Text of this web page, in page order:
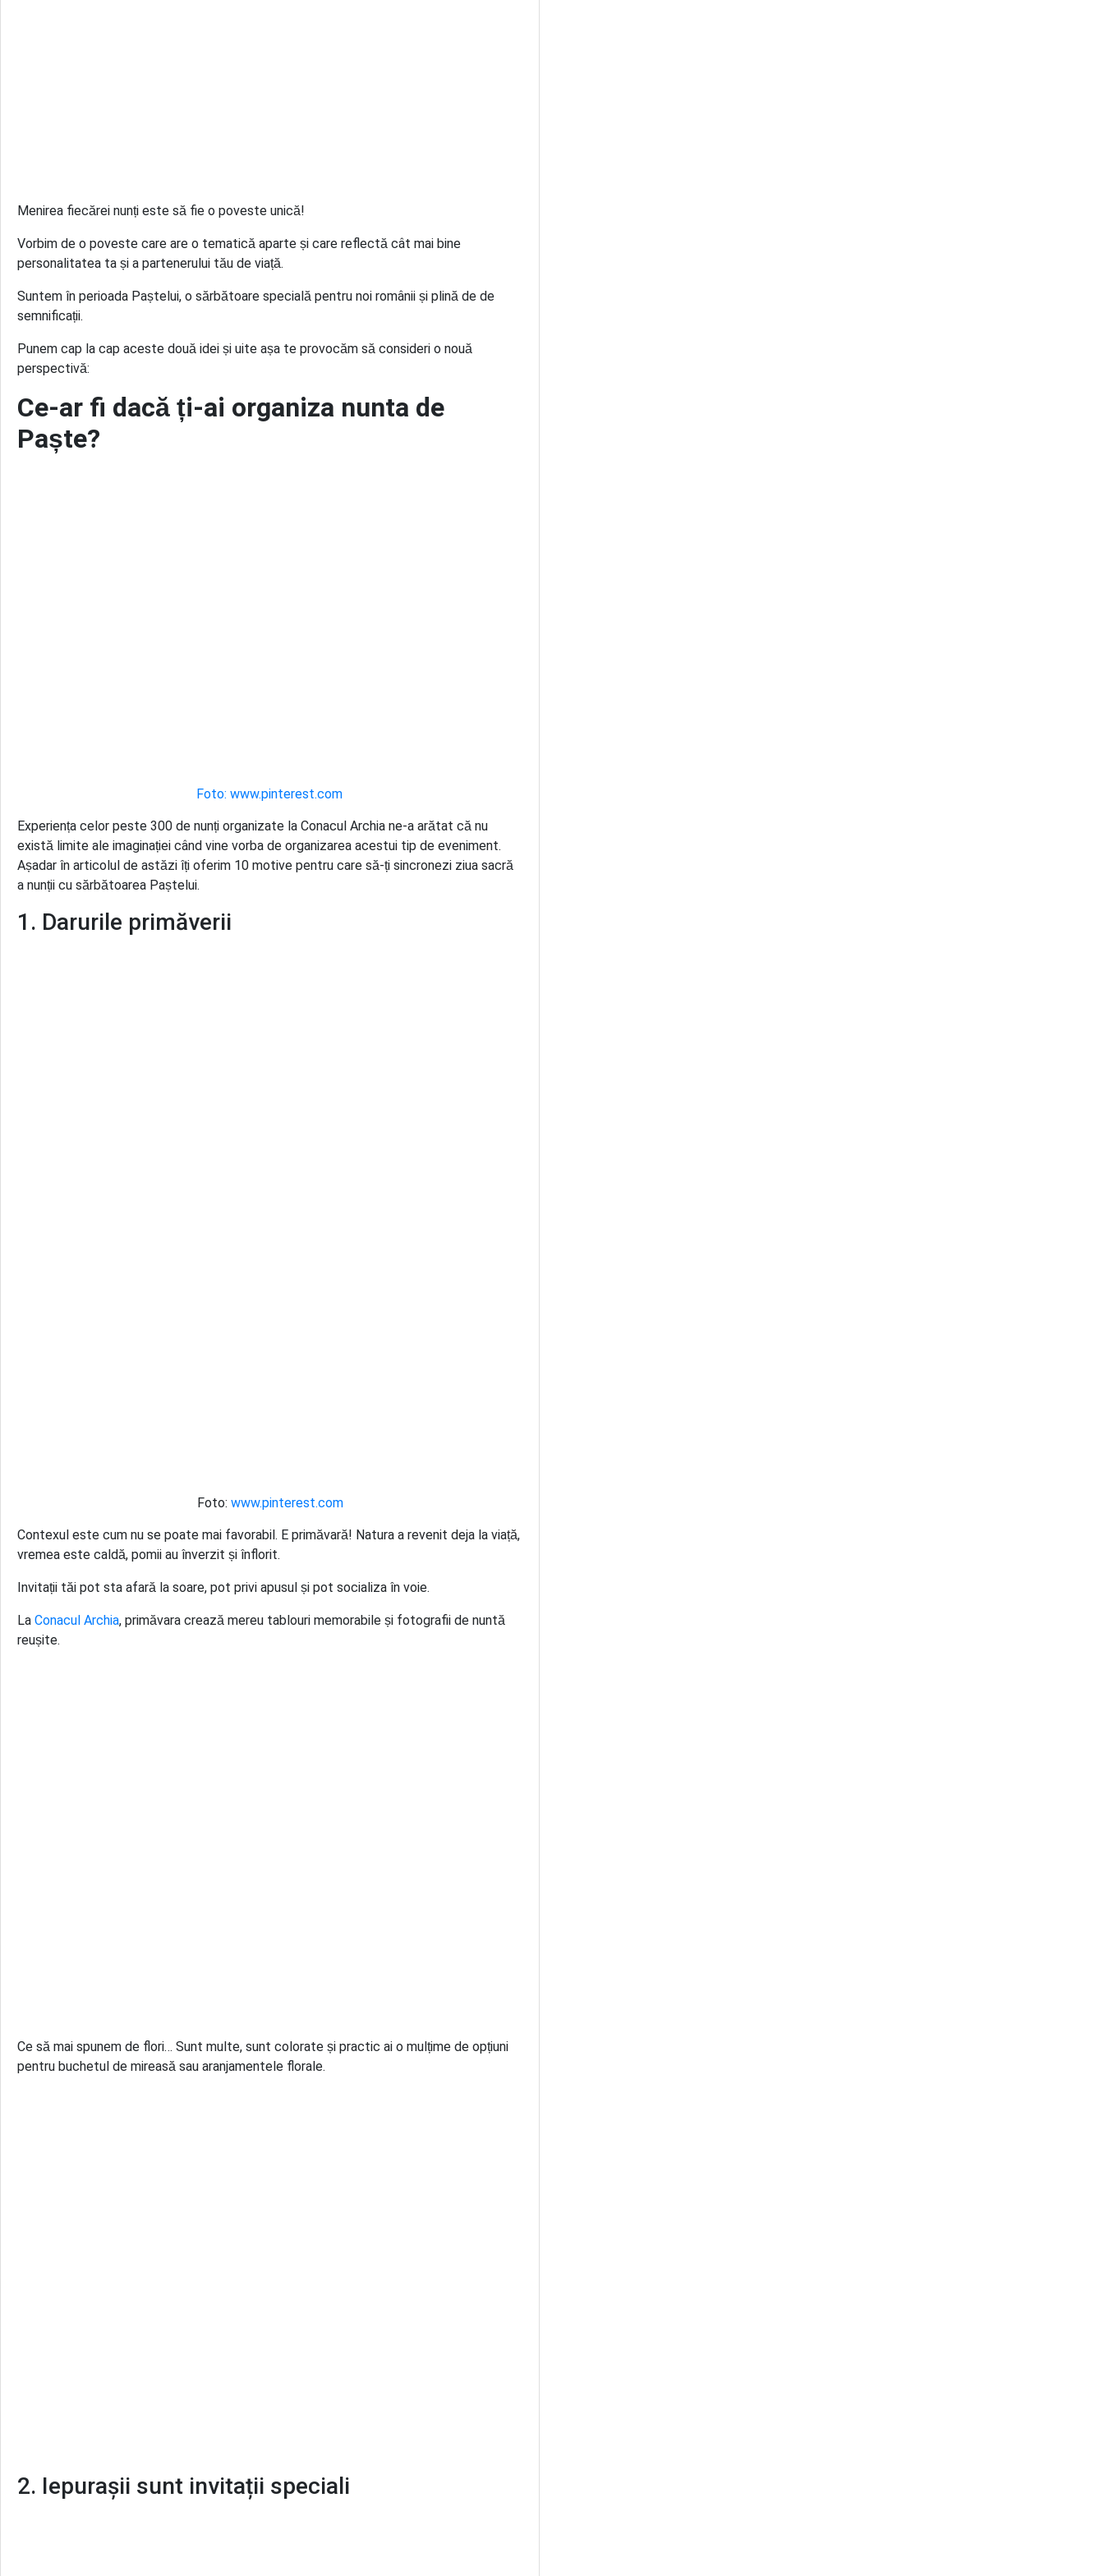
Menirea fiecărei nunți este să fie o poveste unică!
Vorbim de o poveste care are o tematică aparte și care reflectă cât mai bine
personalitatea ta și a partenerului tău de viață.
Suntem în perioada Paștelui, o sărbătoare specială pentru noi românii și plină de de
semnificații.
Punem cap la cap aceste două idei și uite așa te provocăm să consideri o nouă
perspectivă:
Ce-ar fi dacă ți-ai organiza nunta de
Paște?
Foto: www.pinterest.com
Experiența celor peste 300 de nunți organizate la Conacul Archia ne-a arătat că nu
există limite ale imaginației când vine vorba de organizarea acestui tip de eveniment.
Așadar în articolul de astăzi îți oferim 10 motive pentru care să-ți sincronezi ziua sacră
a nunții cu sărbătoarea Paștelui.
1. Darurile primăverii
Foto: www.pinterest.com
Contexul este cum nu se poate mai favorabil. E primăvară! Natura a revenit deja la viață,
vremea este caldă, pomii au înverzit și înflorit.
Invitații tăi pot sta afară la soare, pot privi apusul și pot socializa în voie.
La Conacul Archia, primăvara crează mereu tablouri memorabile și fotografii de nuntă
reușite.
Ce să mai spunem de flori… Sunt multe, sunt colorate și practic ai o mulțime de opțiuni
pentru buchetul de mireasă sau aranjamentele florale.
2. Iepurașii sunt invitații speciali